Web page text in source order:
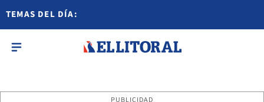
TEMAS DEL DÍA:
PUBLICIDAD